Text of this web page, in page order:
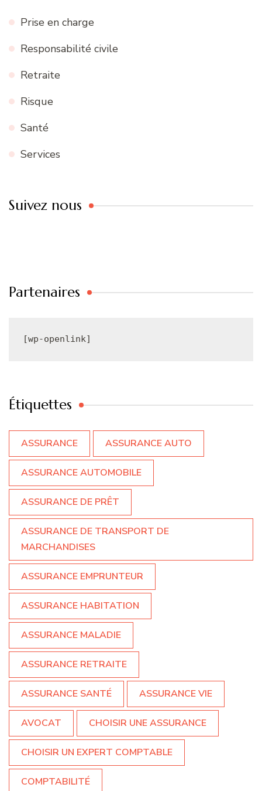
Prise en charge
Responsabilité civile
Retraite
Risque
Santé
Services
Suivez nous
Partenaires
[wp-openlink]
Étiquettes
ASSURANCE ASSURANCE AUTO
ASSURANCE AUTOMOBILE
ASSURANCE DE PRÊT
ASSURANCE DE TRANSPORT DE
MARCHANDISES
ASSURANCE EMPRUNTEUR
ASSURANCE HABITATION
ASSURANCE MALADIE
ASSURANCE RETRAITE
ASSURANCE SANTÉ ASSURANCE VIE
AVOCAT CHOISIR UNE ASSURANCE
CHOISIR UN EXPERT COMPTABLE
COMPTABILITÉ